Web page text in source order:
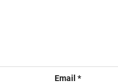
Email *